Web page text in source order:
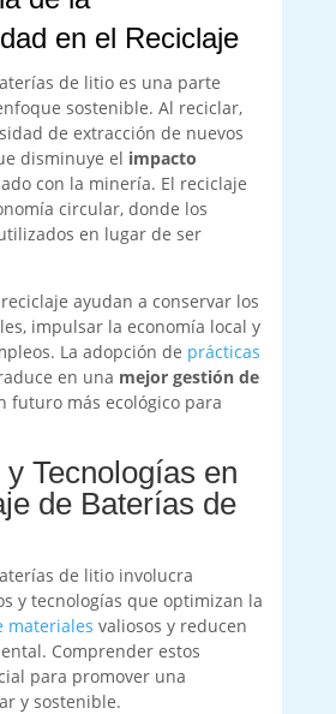
en el Reciclaje
de litio es una parte
sostenible. Al reciclar,
de extracción de nuevos
disminuye el impacto
con la minería. El reciclaje
circular, donde los
en lugar de ser
ayudan a conservar los
impulsar la economía local y
La adopción de prácticas
en una mejor gestión de
futuro más ecológico para
Tecnologías en
de Baterías de
de litio involucra
y tecnologías que optimizan la
materiales valiosos y reducen
Comprender estos
para promover una
y sostenible.